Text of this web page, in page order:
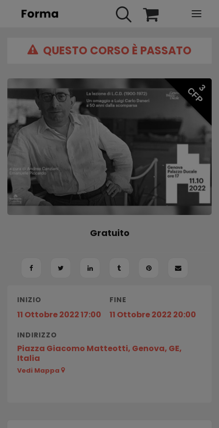
HOME
E-LEARNING
URBAN TV
CONTATTI
ACCOUNT
QUESTO CORSO È PASSATO
3
CFP
Gratuito
INIZIO
11 Ottobre 2022 17:00
FINE
11 Ottobre 2022 20:00
INDIRIZZO
Piazza Giacomo Matteotti, Genova, GE,
Italia
Vedi Mappa